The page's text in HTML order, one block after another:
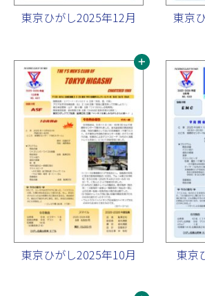
東京ひがし2025年12月 東京
東京ひがし2025年10月 東京